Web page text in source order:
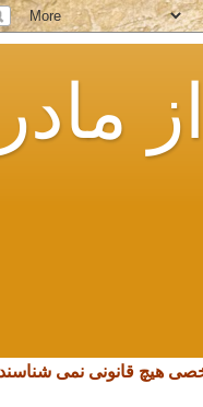
هیچ قانونی نمی